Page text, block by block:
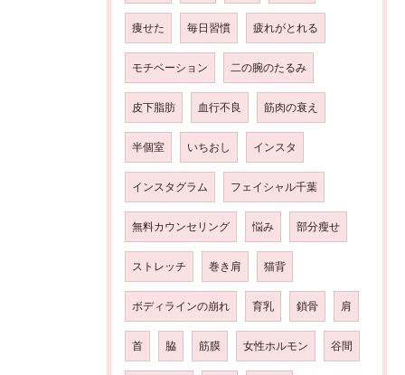
痩せた 毎日習慣 疲れがとれる
モチベーション 二の腕のたるみ
皮下脂肪 血行不良 筋肉の衰え
半個室 いちおし インスタ
インスタグラム フェイシャル千葉
無料カウンセリング 悩み 部分瘦せ
ストレッチ 巻き肩 猫背
ボディラインの崩れ 育乳 鎖骨 肩
首 脇 筋膜 女性ホルモン 谷間